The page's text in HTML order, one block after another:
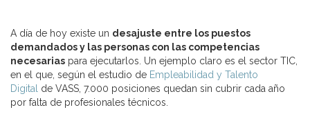
A día de hoy existe un desajuste entre los puestos
demandados y las personas con las competencias
necesarias para ejecutarlos. Un ejemplo claro es el sector TIC,
en el que, según el estudio de Empleabilidad y Talento
Digital
de VASS, 7.000 posiciones quedan sin cubrir cada año
por falta de profesionales técnicos.